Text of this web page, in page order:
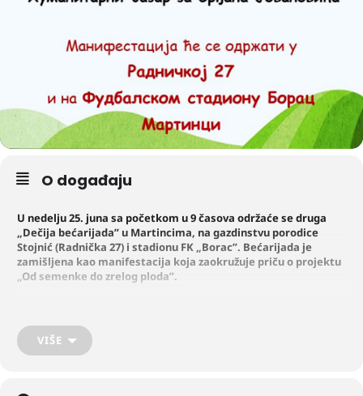
O događaju
U nedelju 25. juna sa početkom u 9 časova održaće se druga
„Dečija bećarijada” u Martincima, na gazdinstvu porodice
Stojnić (Radnička 27) i stadionu FK „Borac”. Bećarijada je
zamišljena kao manifestacija koja zaokružuje priču o projektu
„Od semenke do zrelog ploda”.
Predškolci iz Martinaca su 2021. godine poželeli da saznaju kako se
rađa, raste i razvija jedna biljka. Uz saradnju vaspitačice Slavice
Jovanović i Poljoprivrednog gazdinstva Stojnić deca su kao glavni
VIŠE